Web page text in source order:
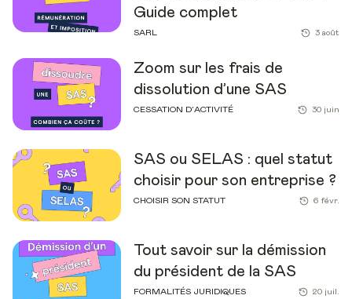
Guide complet
SARL 3 août
Zoom sur les frais de
dissolution d’une SAS
CESSATION D’ACTIVITÉ 30 juin
SAS ou SELAS : quel statut
choisir pour son entreprise ?
CHOISIR SON STATUT 6 févr.
Tout savoir sur la démission
du président de la SAS
FORMALITÉS JURIDIQUES 20 juil.